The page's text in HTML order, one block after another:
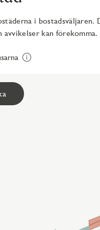
i bostadsväljaren.
avvikelser kan förekomma.